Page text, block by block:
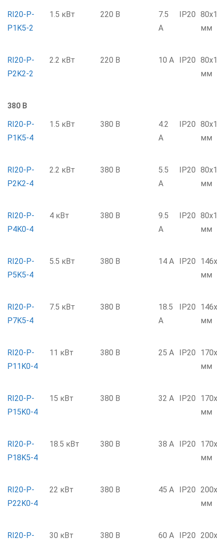
RI20-P-
P1K5-2
1.5 кВт 220 В
7.5
А
IP20
мм
RI20-P-
P2K2-2
2.2 кВт 220 В 10 А IP20
мм
380 В
RI20-P-
P1K5-4
1.5 кВт 380 В
4.2
А
IP20
мм
RI20-P-
P2K2-4
2.2 кВт 380 В
5.5
А
IP20
мм
RI20-P-
P4K0-4
4 кВт 380 В
9.5
А
IP20
мм
RI20-P-
P5K5-4
5.5 кВт 380 В 14 А IP20
мм
RI20-P-
P7K5-4
7.5 кВт 380 В
18.5
А
IP20
мм
RI20-P-
P11K0-4
11 кВт 380 В 25 А IP20
мм
RI20-P-
P15K0-4
15 кВт 380 В 32 А IP20
мм
RI20-P-
P18K5-4
18.5 кВт 380 В 38 А IP20
мм
RI20-P-
P22K0-4
22 кВт 380 В 45 А IP20
мм
RI20-P- 30 кВт 380 В 60 А IP20